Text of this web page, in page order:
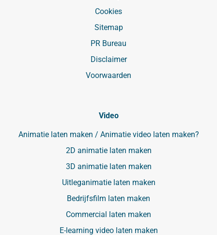
Cookies
Sitemap
PR Bureau
Disclaimer
Voorwaarden
Video
Animatie laten maken / Animatie video laten maken?
2D animatie laten maken
3D animatie laten maken
Uitleganimatie laten maken
Bedrijfsfilm laten maken
Commercial laten maken
E-learning video laten maken